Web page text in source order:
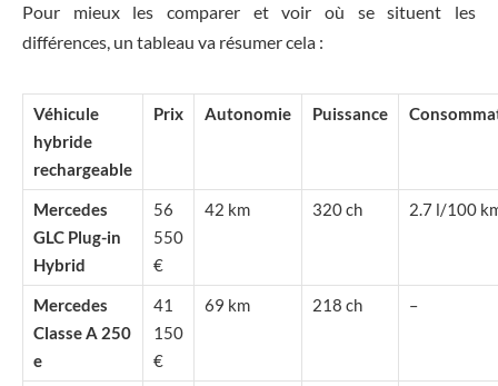
Pour mieux les comparer et voir où se situent les
différences, un tableau va résumer cela :
Véhicule
hybride
rechargeable
Prix Autonomie Puissance
Mercedes
GLC Plug-in
Hybrid
56
550
€
42 km 320 ch 2.7 l/100
Mercedes
Classe A 250
e
41
150
€
69 km 218 ch –